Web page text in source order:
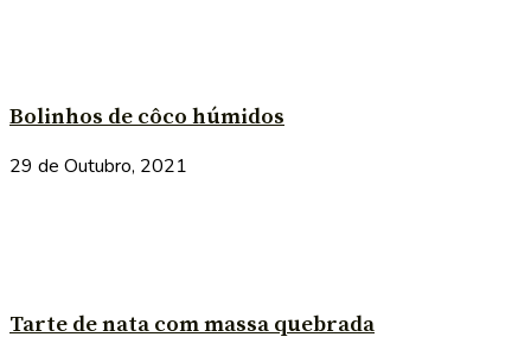
Bolinhos de côco húmidos
29 de Outubro, 2021
Tarte de nata com massa quebrada